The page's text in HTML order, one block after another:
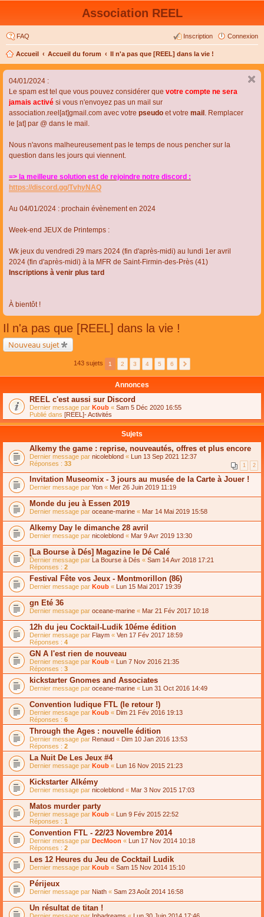
Association REEL
FAQ Connexion
Inscription
Accueil Accueil du forum Il n'a pas que [REEL] dans la vie !
04/01/2024 :
Le spam est tel que vous pouvez considérer que votre compte ne sera
jamais activé si vous n'envoyez pas un mail sur
association.reel[at]gmail.com avec votre pseudo et votre mail . Remplacer
le [at] par @ dans le mail.
Nous n'avons malheureusement pas le temps de nous pencher sur la
question dans les jours qui viennent.
=> la meilleure solution est de rejoindre notre discord :
https://discord.gg/TvhyNAQ
Au 04/01/2024 : prochain évènement en 2024
Week-end JEUX de Printemps :
Wk jeux du vendredi 29 mars 2024 (fin d'après-midi) au lundi 1er avril
2024 (fin d'après-midi) à la MFR de Saint-Firmin-des-Près (41)
Inscriptions à venir plus tard
À bientôt !
Il n'a pas que [REEL] dans la vie !
Nouveau sujet
143 sujets 1 2 3 4 5 6
Annonces
REEL c'est aussi sur Discord
Dernier message par Koub « Sam 5 Déc 2020 16:55
Publié dans [REEL]- Activités
Sujets
Alkemy the game : reprise, nouveautés, offres et plus encore
Dernier message par nicoleblond « Lun 13 Sep 2021 12:37
Réponses : 33 1 2
Invitation Museomix - 3 jours au musée de la Carte à Jouer !
Dernier message par Yon « Mer 26 Juin 2019 11:19
Monde du jeu à Essen 2019
Dernier message par oceane-marine « Mar 14 Mai 2019 15:58
Alkemy Day le dimanche 28 avril
Dernier message par nicoleblond « Mar 9 Avr 2019 13:30
[La Bourse à Dés] Magazine le Dé Calé
Dernier message par La Bourse à Dés « Sam 14 Avr 2018 17:21
Réponses : 2
Festival Fête vos Jeux - Montmorillon (86)
Dernier message par Koub « Lun 15 Mai 2017 19:39
gn Eté 36
Dernier message par oceane-marine « Mar 21 Fév 2017 10:18
12h du jeu Cocktail-Ludik 10éme édition
Dernier message par Flaym « Ven 17 Fév 2017 18:59
Réponses : 4
GN A l'est rien de nouveau
Dernier message par Koub « Lun 7 Nov 2016 21:35
Réponses : 3
kickstarter Gnomes and Associates
Dernier message par oceane-marine « Lun 31 Oct 2016 14:49
Convention ludique FTL (le retour !)
Dernier message par Koub « Dim 21 Fév 2016 19:13
Réponses : 6
Through the Ages : nouvelle édition
Dernier message par Renaud « Dim 10 Jan 2016 13:53
Réponses : 2
La Nuit De Les Jeux #4
Dernier message par Koub « Lun 16 Nov 2015 21:23
Kickstarter Alkémy
Dernier message par nicoleblond « Mar 3 Nov 2015 17:03
Matos murder party
Dernier message par Koub « Lun 9 Fév 2015 22:52
Réponses : 1
Convention FTL - 22/23 Novembre 2014
Dernier message par DecMoon « Lun 17 Nov 2014 10:18
Réponses : 2
Les 12 Heures du Jeu de Cocktail Ludik
Dernier message par Koub « Sam 15 Nov 2014 15:10
Périjeux
Dernier message par Niath « Sam 23 Août 2014 16:58
Un résultat de titan !